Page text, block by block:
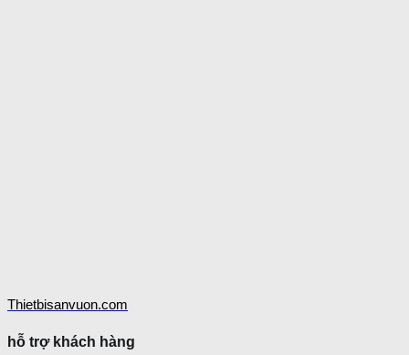
Thietbisanvuon.com
hỗ trợ khách hàng